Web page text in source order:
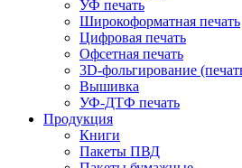
УФ печать
Широкоформатная печать
Цифровая печать
Офсетная печать
3D-фольгирование
Вышивка
УФ-ДТФ печать
Продукция
Книги
Пакеты ПВД